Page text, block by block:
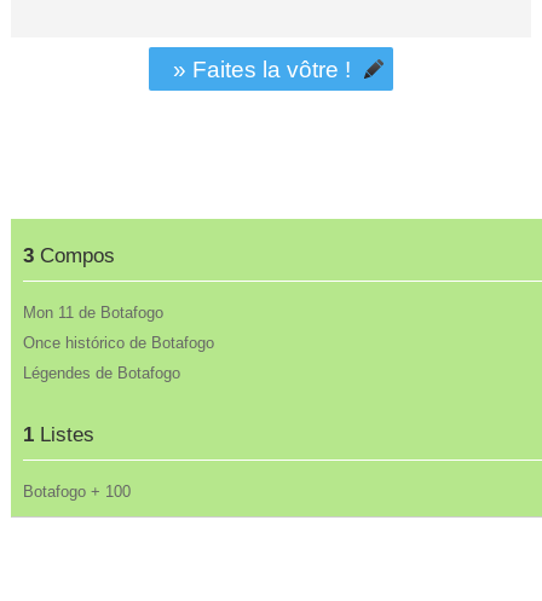
3Compos
Mon 11 de Botafogo
Once histórico de Botafogo
Légendes de Botafogo
1Listes
Botafogo + 100
» Faites la vôtre !